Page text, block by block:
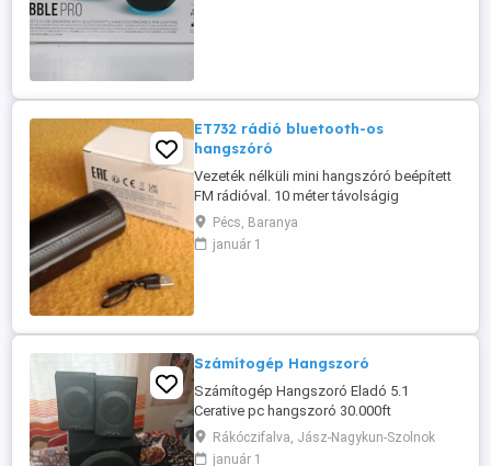
ET732 rádió bluetooth-os
hangszóró
Vezeték nélküli mini hangszóró beépített
FM rádióval. 10 méter távolságig
csatlakoztatható okostelefonhoz,
tablethez, számítógéphez Bluetooth 5.1
technológiával. Csatlakoztatható MP3
Pécs, Baranya
január 1
Számítogép Hangszoró
Számítogép Hangszoró Eladó 5.1
Cerative pc hangszoró 30.000ft
Érdeklődni : 0620 4423-610
Rákóczifalva, Jász-Nagykun-Szolnok
január 1